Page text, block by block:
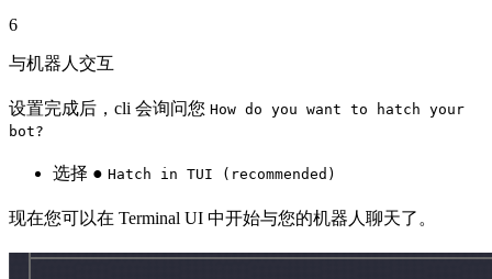
6
与机器人交互
设置完成后，cli 会询问您 How do you want to hatch your
bot?
选择 ● Hatch in TUI (recommended)
现在您可以在 Terminal UI 中开始与您的机器人聊天了。